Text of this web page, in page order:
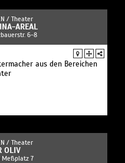
/ Theater
AREAL
6-8
aus den Bereichen
/ Theater
OLIV
Meßplatz 7